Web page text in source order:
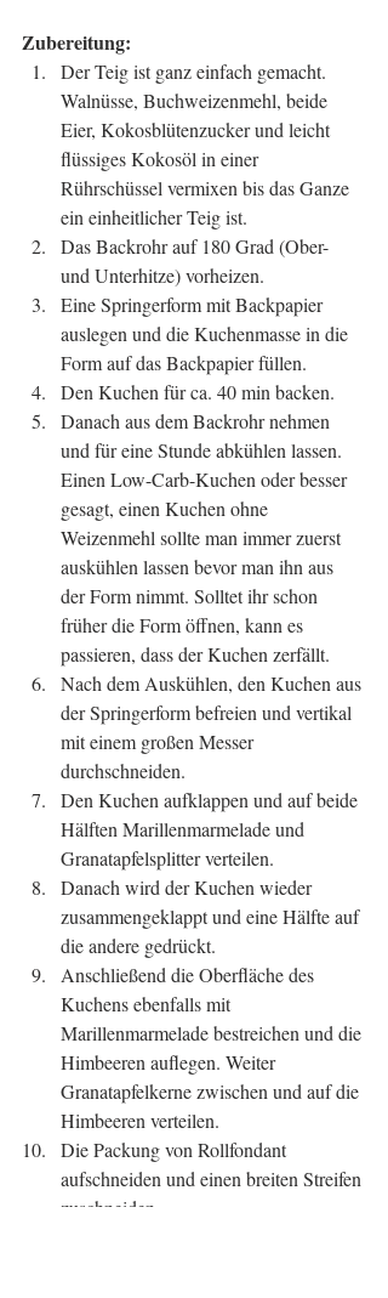
Zubereitung:
Der Teig ist ganz einfach gemacht.
Walnüsse, Buchweizenmehl, beide
Eier, Kokosblütenzucker und leicht
flüssiges Kokosöl in einer
Rührschüssel vermixen bis das Ganze
ein einheitlicher Teig ist.
Das Backrohr auf 180 Grad (Ober-
und Unterhitze) vorheizen.
Eine Springerform mit Backpapier
auslegen und die Kuchenmasse in die
Form auf das Backpapier füllen.
Den Kuchen für ca. 40 min backen.
Danach aus dem Backrohr nehmen
und für eine Stunde abkühlen lassen.
Einen Low-Carb-Kuchen oder besser
gesagt, einen Kuchen ohne
Weizenmehl sollte man immer zuerst
auskühlen lassen bevor man ihn aus
der Form nimmt. Solltet ihr schon
früher die Form öffnen, kann es
passieren, dass der Kuchen zerfällt.
Nach dem Auskühlen, den Kuchen aus
der Springerform befreien und vertikal
mit einem großen Messer
durchschneiden.
Den Kuchen aufklappen und auf beide
Hälften Marillenmarmelade und
Granatapfelsplitter verteilen.
Danach wird der Kuchen wieder
zusammengeklappt und eine Hälfte auf
die andere gedrückt.
Anschließend die Oberfläche des
Kuchens ebenfalls mit
Marillenmarmelade bestreichen und die
Himbeeren auflegen. Weiter
Granatapfelkerne zwischen und auf die
Himbeeren verteilen.
Die Packung von Rollfondant
aufschneiden und einen breiten Streifen
zuschneiden.